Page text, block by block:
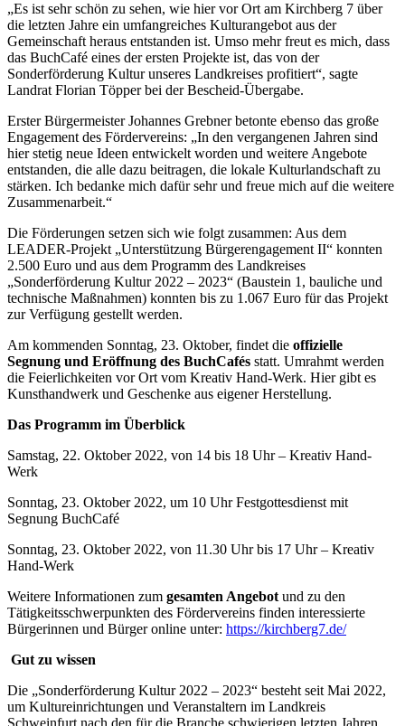
„Es ist sehr schön zu sehen, wie hier vor Ort am Kirchberg 7 über
die letzten Jahre ein umfangreiches Kulturangebot aus der
Gemeinschaft heraus entstanden ist. Umso mehr freut es mich, dass
das BuchCafé eines der ersten Projekte ist, das von der
Sonderförderung Kultur unseres Landkreises profitiert“, sagte
Landrat Florian Töpper bei der Bescheid-Übergabe.
Erster Bürgermeister Johannes Grebner betonte ebenso das große
Engagement des Fördervereins: „In den vergangenen Jahren sind
hier stetig neue Ideen entwickelt worden und weitere Angebote
entstanden, die alle dazu beitragen, die lokale Kulturlandschaft zu
stärken. Ich bedanke mich dafür sehr und freue mich auf die weitere
Zusammenarbeit.“
Die Förderungen setzen sich wie folgt zusammen: Aus dem
LEADER-Projekt „Unterstützung Bürgerengagement II“ konnten
2.500 Euro und aus dem Programm des Landkreises
„Sonderförderung Kultur 2022 – 2023“ (Baustein 1, bauliche und
technische Maßnahmen) konnten bis zu 1.067 Euro für das Projekt
zur Verfügung gestellt werden.
Am kommenden Sonntag, 23. Oktober, findet die offizielle
Segnung und Eröffnung des BuchCafés statt. Umrahmt werden
die Feierlichkeiten vor Ort vom Kreativ Hand-Werk. Hier gibt es
Kunsthandwerk und Geschenke aus eigener Herstellung.
Das Programm im Überblick
Samstag, 22. Oktober 2022, von 14 bis 18 Uhr – Kreativ Hand-
Werk
Sonntag, 23. Oktober 2022, um 10 Uhr Festgottesdienst mit
Segnung BuchCafé
Sonntag, 23. Oktober 2022, von 11.30 Uhr bis 17 Uhr – Kreativ
Hand-Werk
Weitere Informationen zum gesamten Angebot und zu den
Tätigkeitsschwerpunkten des Fördervereins finden interessierte
Bürgerinnen und Bürger online unter: https://kirchberg7.de/
Gut zu wissen
Die „Sonderförderung Kultur 2022 – 2023“ besteht seit Mai 2022,
um Kultureinrichtungen und Veranstaltern im Landkreis
Schweinfurt nach den für die Branche schwierigen letzten Jahren